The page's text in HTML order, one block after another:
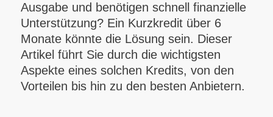
Ausgabe und benötigen schnell finanzielle
Unterstützung? Ein Kurzkredit über 6
Monate könnte die Lösung sein. Dieser
Artikel führt Sie durch die wichtigsten
Aspekte eines solchen Kredits, von den
Vorteilen bis hin zu den besten Anbietern.